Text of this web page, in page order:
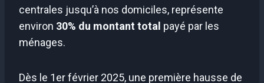
centrales jusqu’à nos domiciles, représente
environ 30% du montant total payé par les
ménages.
Dès le 1er février 2025, une première hausse de